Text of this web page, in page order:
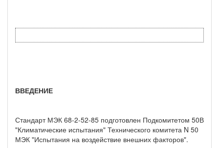
ВВЕДЕНИЕ
Стандарт МЭК 68-2-52-85 подготовлен Подкомитетом 50В
"Климатические испытания" Технического комитета N 50
МЭК "Испытания на воздействие внешних факторов".